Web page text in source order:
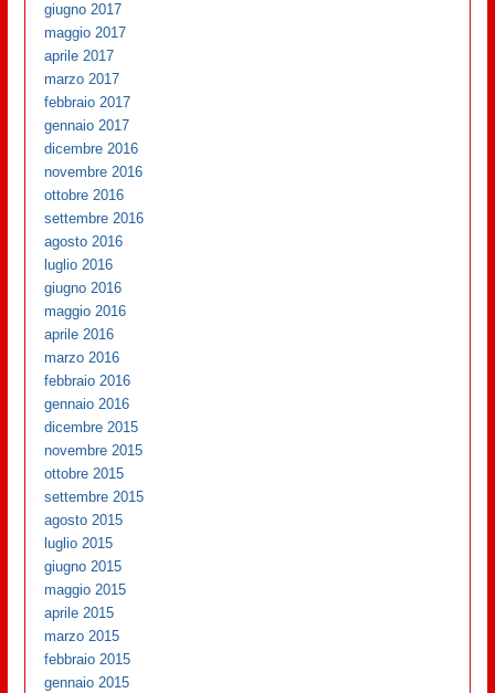
giugno 2017
maggio 2017
aprile 2017
marzo 2017
febbraio 2017
gennaio 2017
dicembre 2016
novembre 2016
ottobre 2016
settembre 2016
agosto 2016
luglio 2016
giugno 2016
maggio 2016
aprile 2016
marzo 2016
febbraio 2016
gennaio 2016
dicembre 2015
novembre 2015
ottobre 2015
settembre 2015
agosto 2015
luglio 2015
giugno 2015
maggio 2015
aprile 2015
marzo 2015
febbraio 2015
gennaio 2015